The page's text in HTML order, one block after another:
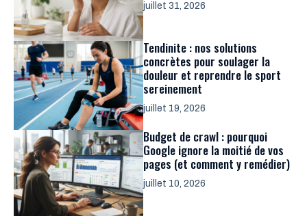
juillet 31, 2026
Tendinite : nos solutions
concrètes pour soulager la
douleur et reprendre le sport
sereinement
juillet 19, 2026
Budget de crawl : pourquoi
Google ignore la moitié de vos
pages (et comment y remédier)
juillet 10, 2026